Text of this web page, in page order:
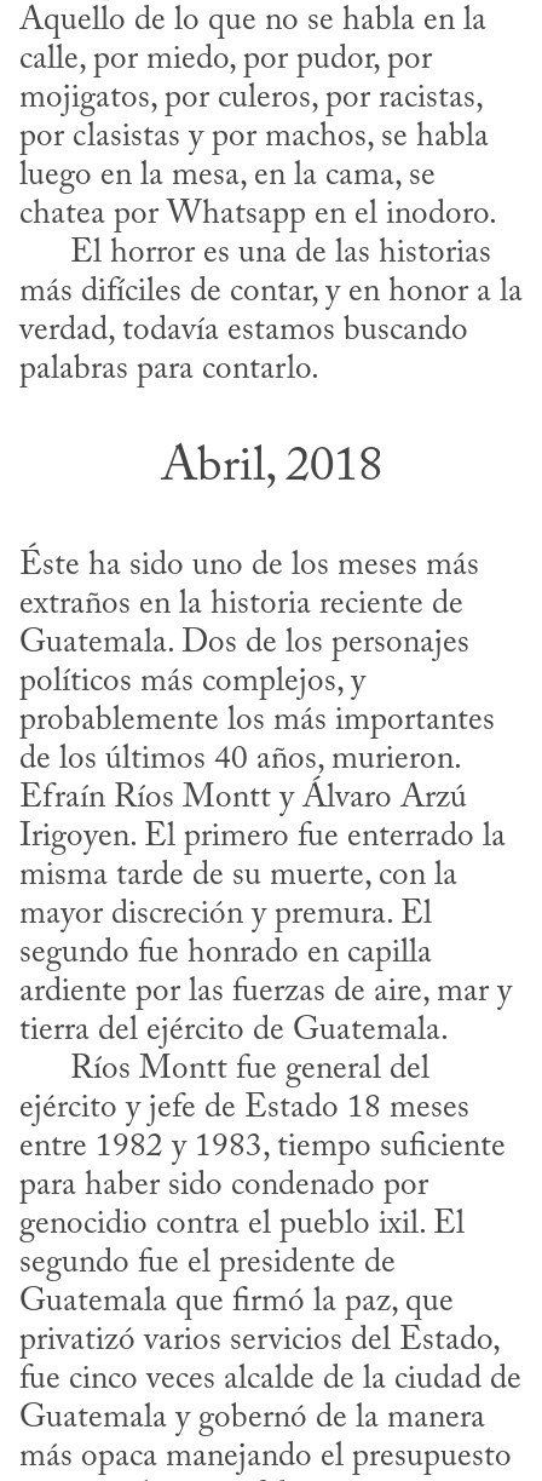
Aquello de lo que no se habla en la
calle, por miedo, por pudor, por
mojigatos, por culeros, por racistas,
por clasistas y por machos, se habla
luego en la mesa, en la cama, se
chatea por Whatsapp en el inodoro.
más difíciles de contar, y en honor a la
verdad, todavía estamos buscando
palabras para contarlo.
Abril, 2018
Éste ha sido uno de los meses más
extraños en la historia reciente de
Guatemala. Dos de los personajes
políticos más complejos, y
probablemente los más importantes
de los últimos 40 años, murieron.
Efraín Ríos Montt y Álvaro Arzú
Irigoyen. El primero fue enterrado la
misma tarde de su muerte, con la
mayor discreción y premura. El
segundo fue honrado en capilla
ardiente por las fuerzas de aire, mar y
tierra del ejército de Guatemala.
ejército y jefe de Estado 18 meses
entre 1982 y 1983, tiempo suficiente
para haber sido condenado por
genocidio contra el pueblo ixil. El
segundo fue el presidente de
Guatemala que firmó la paz, que
privatizó varios servicios del Estado,
fue cinco veces alcalde de la ciudad de
Guatemala y gobernó de la manera
más opaca manejando el presupuesto